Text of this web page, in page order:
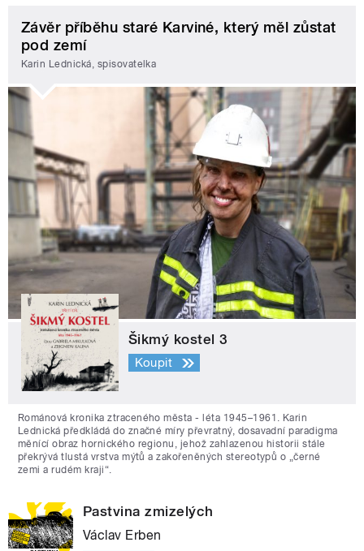
Závěr příběhu staré Karviné, který měl zůstat
pod zemí
Karin Lednická, spisovatelka
Šikmý kostel 3
Koupit
Románová kronika ztraceného města - léta 1945–1961. Karin
Lednická předkládá do značné míry převratný, dosavadní paradigma
měnící obraz hornického regionu, jehož zahlazenou historii stále
překrývá tlustá vrstva mýtů a zakořeněných stereotypů o „černé
zemi a rudém kraji“.
Pastvina zmizelých
Václav Erben